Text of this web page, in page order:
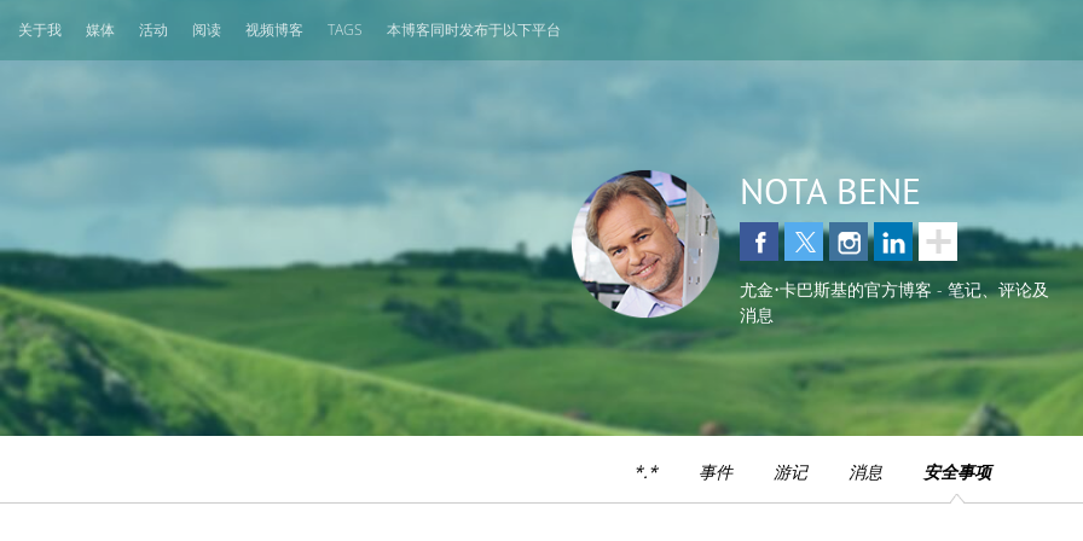
关于我 媒体 活动 阅读 视频博客 TAGS 本博客同时发布于以下平台
NOTA BENE
尤金•卡巴斯基的官方博客 - 笔记、评论及
消息
*.* 事件 游记 消息 安全事项